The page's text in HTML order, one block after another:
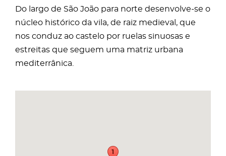
Do largo de São João para norte desenvolve-se o
núcleo histórico da vila, de raiz medieval, que
nos conduz ao castelo por ruelas sinuosas e
estreitas que seguem uma matriz urbana
mediterrânica.